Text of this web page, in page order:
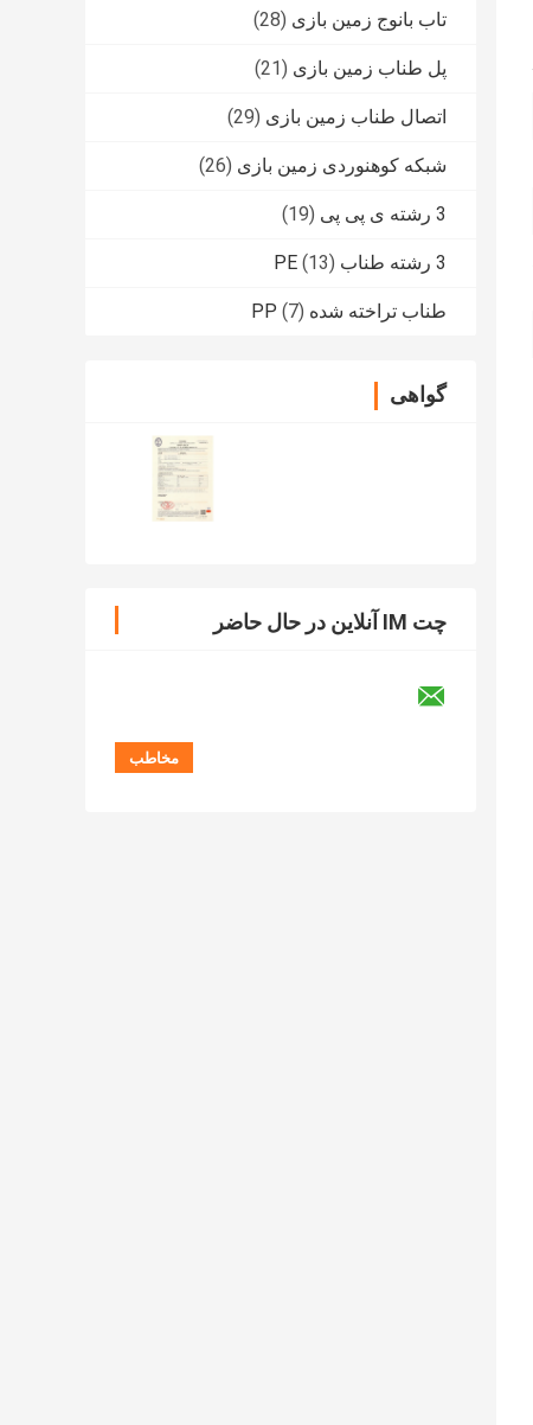
تاب بانوج زمین بازی (28)
پل طناب زمین بازی (21)
اتصال طناب زمین بازی (29)
شبکه کوهنوردی زمین بازی (26)
3 رشته ی پی پی (19)
3 رشته طناب PE (13)
طناب تراخته شده PP (7)
گواهی
چت IM آنلاین در حال حاضر